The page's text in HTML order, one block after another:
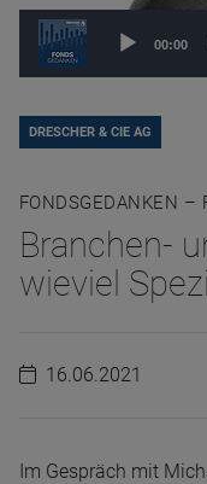
Audio
00:00
DRESCHER & CIE AG
FONDSGEDANKEN –
Branchen-
wieviel
16.06.2021
Im Gespräch mit